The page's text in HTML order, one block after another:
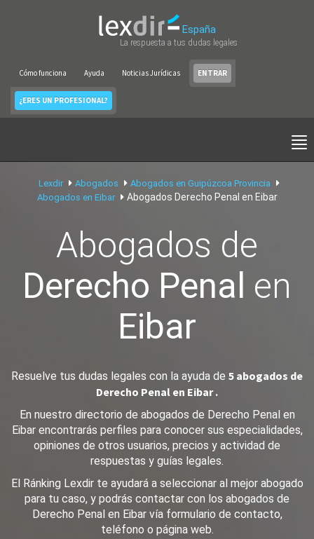
España
La respuesta a tus dudas legales
Cómo funciona Ayuda Noticias Jurídicas ENTRAR
¿ERES UN PROFESIONAL?
Lexdir Abogados
Abogados en Guipúzcoa Provincia
Abogados en Eibar
Abogados Derecho Penal en Eibar
Abogados de
Derecho Penal en
Eibar
Resuelve tus dudas legales con la ayuda de 5 abogados de
Derecho Penal en Eibar .
En nuestro directorio de abogados de Derecho Penal en
Eibar encontrarás perfiles para conocer sus especialidades,
opiniones de otros usuarios, precios y actividad de
respuestas y guías legales.
El Ránking Lexdir te ayudará a seleccionar al mejor abogado
para tu caso, y podrás contactar con los abogados de
Derecho Penal en Eibar vía formulario de contacto,
teléfono o página web.